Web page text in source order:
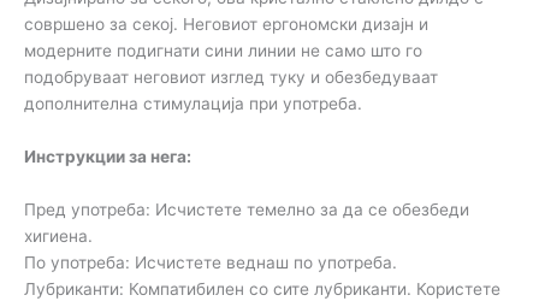
совршено за секој. Неговиот ергономски дизајн и
модерните подигнати сини линии не само што го
подобруваат неговиот изглед туку и обезбедуваат
дополнителна стимулација при употреба.
Инструкции за нега:
Пред употреба: Исчистете темелно за да се обезбеди
хигиена.
По употреба: Исчистете веднаш по употреба.
Лубриканти: Компатибилен со сите лубриканти. Користете